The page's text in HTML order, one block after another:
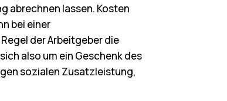
abrechnen lassen. Kosten
bei einer
der Arbeitgeber die
also um ein Geschenk des
sozialen Zusatzleistung,